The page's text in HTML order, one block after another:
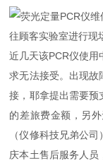
往顾客实验室进行现
近几天该PCR仪使
求无法接受。出现故
接，耶拿提出需要预
的差旅费金额，另
（仪修科技兄弟公
庆本土售后服务人员